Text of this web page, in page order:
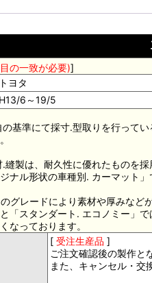
の一致が必要)]
トヨタ
H13/6～19/5
の基準にて採寸.型取りを行って
.縫製は、耐久性に優れたものを
ナル形状の車種別. カーマット」
グレードにより素材や厚みなど
と「スタンダート. エコノミー」
なっております。
[ 受注生産品 ]
ご注文確認後の製作と
また、キャンセル・交